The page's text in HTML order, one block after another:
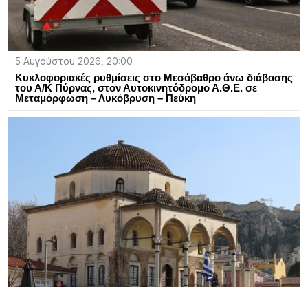
5 Αυγούστου 2026, 20:00
Kυκλοφοριακές ρυθμίσεις στο Μεσόβαθρο άνω διάβασης
του Α/Κ Πύρνας, στον Αυτοκινητόδρομο Α.Θ.Ε. σε
Μεταμόρφωση – Λυκόβρυση – Πεύκη